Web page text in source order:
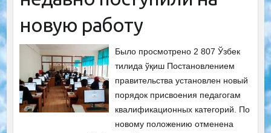
новую работу
Было просмотрено 2 807 Ўзбек
тилида ўқиш Постановлением
правительства установлен новый
порядок присвоения педагогам
квалификационных категорий. По
новому положению отменена